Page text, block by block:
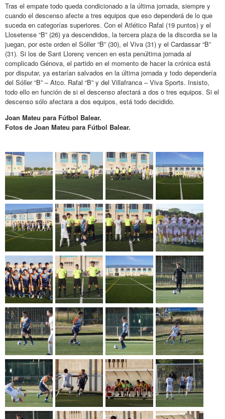
Tras el empate todo queda condicionado a la última jornada, siempre y
cuando el descenso afecte a tres equipos que eso dependerá de lo que
suceda en categorías superiores. Con el Atlético Rafal (19 puntos) y el
Llosetense “B” (26) ya descendidos, la tercera plaza de la discordia se la
juegan, por este orden el Sóller “B” (30), el Viva (31) y el Cardassar “B”
(31). Si los de Sant Llorenç vencen en esta penúltima jornada al
complicado Génova, el partido en el momento de hacer la crónica está
por disputar, ya estarían salvados en la última jornada y todo dependería
del Sóller “B” – Atco. Rafal “B” y del Villafranca – Viva Sports. Insisto,
todo ello en función de si el descenso afectará a dos o tres equipos. Si el
descenso sólo afectara a dos equipos, está todo decidido.
Joan Mateu para Fútbol Balear.
Fotos de Joan Mateu para Fútbol Balear.